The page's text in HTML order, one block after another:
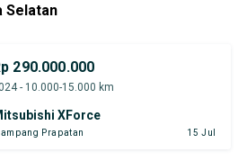
Selatan
290.000.000
- 10.000-15.000 km
XForce
Prapatan 15 Jul